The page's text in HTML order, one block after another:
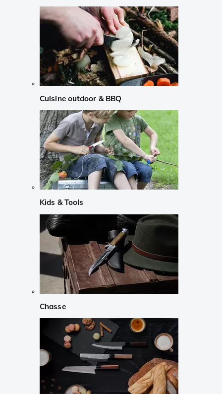
Cuisine outdoor & BBQ
Kids & Tools
Chasse